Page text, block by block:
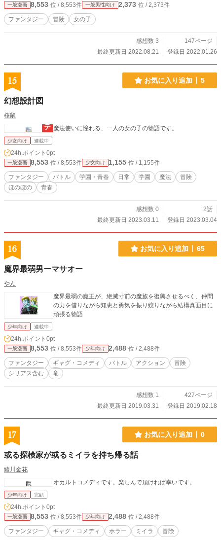
一般漫画 8,553 位 / 8,553件 一般男性向け 2,373 位 / 2,373件
ファンタジー 冒険 女の子
感想数 3
147ページ
最終更新日 2022.08.21
登録日 2022.01.26
15 お気に入り追加 5
幻想設計図
桜鼠
魔法使いに憧れる、一人の女の子の物語です。
少女向け 連載中
24h.ポイント 0pt
一般漫画 8,553 位 / 8,553件 少女向け 1,155 位 / 1,155件
ファンタジー バトル 学園・青春 日常 学園 魔法
冒険
ほのぼの
青春
感想数 0
2話
最終更新日 2023.03.11
登録日 2023.03.04
16 お気に入り追加 65
魔界最弱男ーマサオー
やん
魔界最弱の魔王が、絶滅寸前の魔族を復興させるべく、仲間
の力を借りながら知恵と勇気を振り絞りながら結構真面目に
頑張る物語
少年向け 連載中
24h.ポイント 0pt
一般漫画 8,553 位 / 8,553件 少年向け 2,488 位 / 2,488件
ファンタジー ギャグ・コメディ バトル アクション
冒険
シリアス含む
竜
感想数 1
427ページ
最終更新日 2019.03.31
登録日 2019.02.18
17 お気に入り追加 0
或る探検家が或るミイラを持ち帰る話
綾川金花
オカルトコメディです。楽しんで頂ければ幸いです。
少年向け 完結
24h.ポイント 0pt
一般漫画 8,553 位 / 8,553件 少年向け 2,488 位 / 2,488件
ファンタジー ギャグ・コメディ ホラー ミイラ 冒険